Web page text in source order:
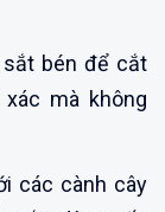
bén để cắt
mà không
các cành cây